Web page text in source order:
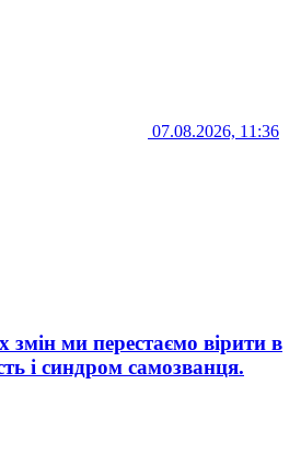
07.08.2026, 11:36
змін ми перестаємо вірити в
і синдром самозванця.